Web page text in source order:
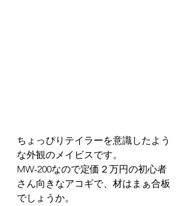
ちょっぴりテイラーを意識したよう
な外観のメイビスです。
MW-200なので定価２万円の初心者
さん向きなアコギで、材はまぁ合板
でしょうか。